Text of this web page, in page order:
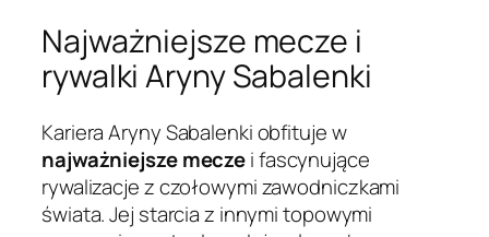
Najważniejsze mecze i
rywalki Aryny Sabalenki
Kariera Aryny Sabalenki obfituje w
najważniejsze meczei fascynujące
rywalizacje z czołowymi zawodniczkami
świata. Jej starcia z innymi topowymi